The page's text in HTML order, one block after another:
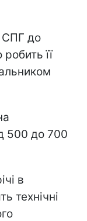
СПГ до
її
500 до 700
в
технічні